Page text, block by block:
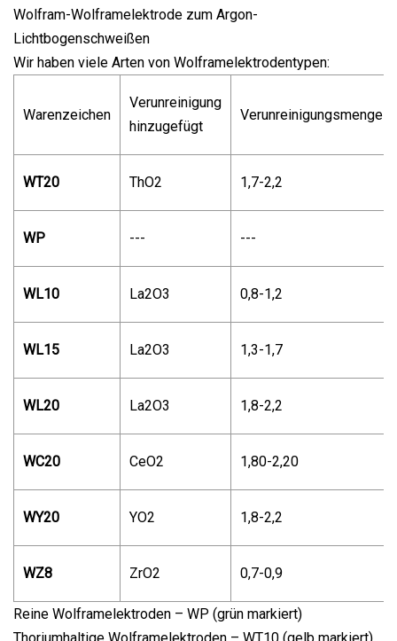
Wolfram-Wolframelektrode zum Argon-
Lichtbogenschweißen
Wir haben viele Arten von Wolframelektrodentypen:
Warenzeichen
Verunreinigung
hinzugefügt
Verunreinigungsmenge
WT20 ThO2 1,7-2,2
WP --- ---
WL10 La2O3 0,8-1,2
WL15 La2O3 1,3-1,7
WL20 La2O3 1,8-2,2
WC20 CeO2 1,80-2,20
WY20 YO2 1,8-2,2
WZ8 ZrO2 0,7-0,9
Reine Wolframelektroden – WP (grün markiert)